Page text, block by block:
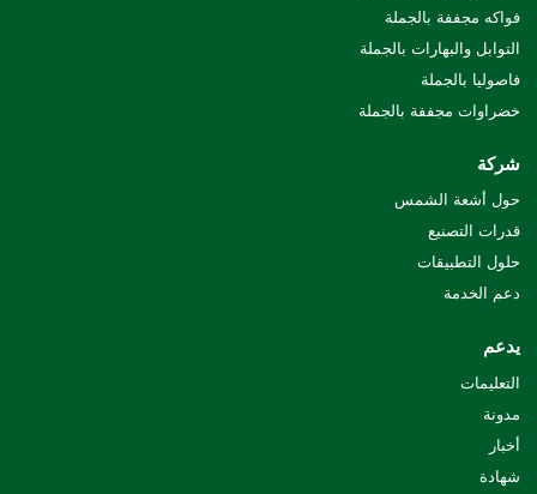
فواكه مجففة بالجملة
التوابل والبهارات بالجملة
فاصوليا بالجملة
خضراوات مجففة بالجملة
شركة
حول أشعة الشمس
قدرات التصنيع
حلول التطبيقات
دعم الخدمة
يدعم
التعليمات
مدونة
أخبار
شهادة